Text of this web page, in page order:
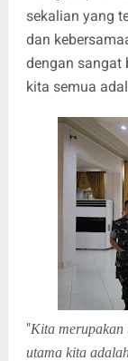
sekalian yang
dan
dengan sangat
kita semua
"Kita merupakan
utama kita